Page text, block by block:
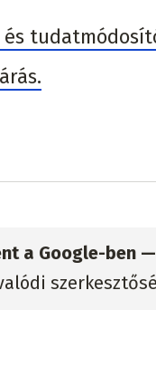
a Google-ben —